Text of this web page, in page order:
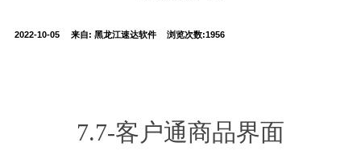
2022-10-05 来自: 黑龙江速达软件 浏览次数:1956
7.7-客户通商品界面